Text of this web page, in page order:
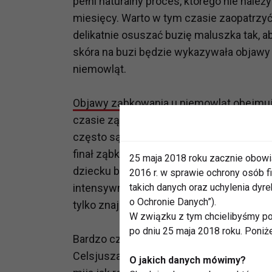
miesięcy. Warto w tym czasie
delikatnie osuszać buzię maluszka tak,
skóra na buzi będzie wykazywała
niemowląt.
Objawy ząbkowania u niemowląt
czasie ząbkowania, dziąsła maluszka
często są nabrzmiałe, rozpulchnione i
finał ząbkowania, dziąsła mogą stać
dziecku ból. Kiedy dziecko ząbkuje, jego
intensywnie swędzieć. W takich
tylko znajdzie się pod jego ręką.
Bardzo często u ząbkujących dzieci
Celsjusza - nie ma powodów do
25 maja 2018 roku zacznie
2016 r. w sprawie ochrony osób
takich danych oraz uchylenia
o Ochronie Danych”).
W związku z tym chcielibyśmy
po dniu 25 maja 2018 roku.
O jakich danych mówimy?